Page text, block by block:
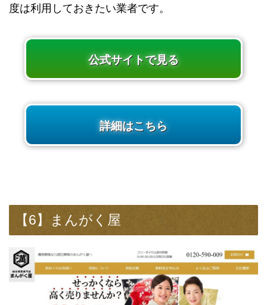
度は利用しておきたい業者です。
公式サイトで見る
詳細はこちら
【6】まんがく屋